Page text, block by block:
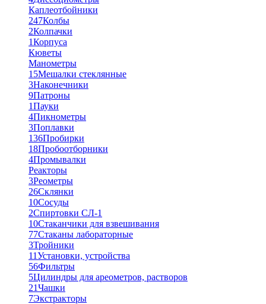
Каплеотбойники
247Колбы
2Колпачки
1Корпуса
Кюветы
Манометры
15Мешалки стеклянные
3Наконечники
9Патроны
1Пауки
4Пикнометры
3Поплавки
136Пробирки
18Пробоотборники
4Промывалки
Реакторы
3Реометры
26Склянки
10Сосуды
2Спиртовки СЛ-1
10Стаканчики для взвешивания
77Стаканы лабораторные
3Тройники
11Установки, устройства
56Фильтры
5Цилиндры для ареометров, растворов
21Чашки
7Экстракторы